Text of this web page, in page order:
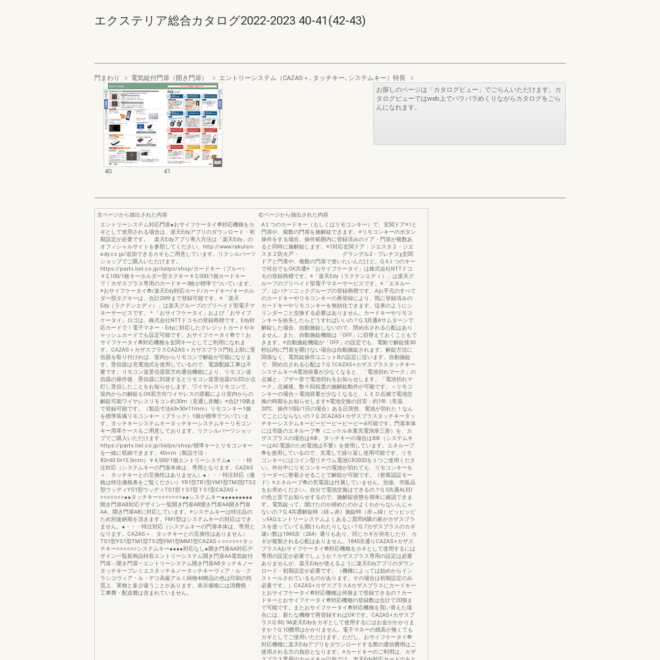
エクステリア総合カタログ2022-2023 40-41(42-43)
門まわり 電気錠付門扉（開き門扉） エントリーシステム（CAZAS＋､タッチキー､システムキー）特長
40 41
お探しのページは「カタログビュー」でごらんいただけます。カ
タログビューではweb上でパラパラめくりながらカタログをごら
んになれます。
左ページから抽出された内容
エントリーシステム対応門扉●おサイフケータイ®対応機種をカ
ギとして使用される場合は、楽天Edyアプリのダウンロード・初
期設定が必要です。 楽天Edyアプリ導入方法は「楽天Edy」の
オフィシャルサイトを参照してください。http://www.rakuten-
edy.co.jp/追加できるカギもご用意しています。リクシルパーツ
ショップでご購入いただけます。
https://parts.lixil.co.jp/lixilps/shop/カードキー（ブルー）
￥2,100/1枚キーホルダー型タグキー￥3,500/1個カードキー
で！カザスプラス専用のカードキー3枚が標準でついています。
※おサイフケータイ®/楽天Edy対応カード/カードキー/キーホル
ダー型タグキーは、合計20件まで登録可能です。※「楽天
Edy（ラクテンエディ）」は楽天グループのプリペイド型電子マ
ネーサービスです。＊「おサイフケータイ」および「おサイフ
ケータイ」ロゴは、株式会社NTTドコモの登録商標です。Edy対
応カードで！電子マネー・Edyに対応したクレジットカードやキ
ャッシュカードでも設定可能です。おサイフケータイ®で！お
サイフケータイ®対応機種を玄関キーとしてご利用になれま
す。CAZAS＋カザスプラスCAZAS＋カザスプラス門柱上部に受
信器を取り付ければ、室内からリモコンで解錠が可能になりま
す。受信器は充電池式を使用しているので、電源配線工事は不
要です。リモコン送受信器双方向通信機能により、リモコン送
信器の操作後、受信器に到達するとリモコン送受信器のLEDが点
灯し受信したことをお知らせします。ワイヤレスリモコンで、
室内からの解錠もOK双方向ワイヤレスの搭載により室内からの
解錠可能ワイヤレスリモコン約30m（見通し距離）※合計10個ま
で登録可能です。（製品寸法63×30×11mm）リモコンキー1個
を標準装備リモコンキー（ブラック）1個が標準でついていま
す。タッチキーシステムキータッチキーシステムキーリモコン
キー用革ケースもご用意しております。リクシルパーツショッ
プでご購入いただけます。
https://parts.lixil.co.jp/lixilps/shop/標準キーとリモコンキー
を一緒に収納できます。40ｍm（製品寸法：
82×40.5×15.5mm）￥4,500/1個エントリーシステム●・・・特
注対応（システムキーの門扉本体は、専用となります。CAZAS
＋、タッチキーとの互換性はありません）●・・・特注対応（価
格は特注価格表をご覧ください）YR1型TR1型YM1型TM2型TS2
型ウッディYS1型ウッディTS1型ＹS1型ＴS1型CAZAS＋
○○○○○○○●●タッチキー○○○○○○○●●システムキー●●●●●●●●●
開き門扉AB対応デザイン一覧開き門扉AB開き門扉AA開き門扉
AA、開き門扉ABに対応しています。※システムキーは特注品の
ため別途納期を頂きます。FM1型はシステムキーの対応はでき
ません。●・・・特注対応（システムキーの門扉本体は、専用と
なります。CAZAS＋、タッチキーとの互換性はありません）
TS1型YS1型TM1型TS2型FM1型MM1型CAZAS＋○○○○○○タッ
チキー○○○○○○システムキー●●●●対応なし●開き門扉AA対応デ
ザイン一覧新商品特長エントリーシステム開き門扉AA電気錠付
門扉︵開き門扉︶エントリーシステム開き門扉ABタッチ＆ノー
タッチキープレミエスタッチ＆ノータッチキーヴィア・ル・ク
ラシコヴィア・ル・デコ高級アルミ鋳物40商品の色は印刷の性
質上、実物と多少違うことがあります。表示価格には消費税・
工事費・配送費は含まれていません。
右ページから抽出された内容
A１つのカードキー（もしくはリモコンキー）で、玄関ドア※1と
門扉や、複数の門扉を施解錠できます。※リモコンキーのボタン
操作をする場合、操作範囲内に登録済みのドア・門扉が複数あ
ると同時に施解錠します。※1対応玄関ドア：ジエスタ２・ジエ
スタ２防火戸・ グランデル2・プレナスχ玄関
ドアと門扉や、複数の門扉で使いたいんだけど。Q.6１つのキー
で何台でもOK共通※「おサイフケータイ」は株式会社NTTドコ
モの登録商標です。※「楽天Edy（ラクテンエディ）」は楽天グ
ループのプリペイド型電子マネーサービスです。※「エネルー
プ」はパナソニックグループの登録商標です。Aお手元のすべて
のカードキーやリモコンキーの再登録により、既に登録済みの
カードキーやリモコンキーを無効化できます。従来のようにシ
リンダーごと交換する必要はありません。カードキーやリモコ
ンキーを紛失したらどうすればいいの？Q.3共通Aサムターンで
解錠した場合、自動施錠しないので、閉め出される心配はあり
ません。また、自動施錠機能は「OFF」に切替えておくこともで
きます。※自動施錠機能が「OFF」の設定でも、電動で解錠後30
秒以内に門扉を開けない場合は自動施錠されます。解錠方法に
関係なく、電気錠操作ユニットBの設定に従います。自動施錠
で、閉め出される心配は？Q.1CAZAS+カザスプラスタッチキー
システムキーA電池容量が少なくなると、「電池切れマーク」の
点滅と、ブザー音で電池切れをお知らせします。「電池切れマ
ーク」点滅後、数十回程度の施解錠動作が可能です。＜リモコ
ンキーの場合＞電池容量が少なくなると、ＬＥＤ点滅で電池交
換の時期をお知らせします※電池交換の目安：約1年（常温
20℃、操作10回/1日の場合）ある日突然、電池が切れた！なん
てことにならないの？Q.2CAZAS+カザスプラスタッチキータッ
チキーシステムキーピーピーピーピーピーA可能です。門扉本体
には市販のエネループ®（ニッケル水素充電池単三形）を、カ
ザスプラスの場合は4本、タッチキーの場合は8本（システムキ
ーはAC電源のため電池は不要）を使用しています。エネループ
®を使用しているので、充電して繰り返し使用可能です。リモ
コンキーにはコイン型リチウム電池CR2032を１つご使用くださ
い。外出中にリモコンキーの電池が切れても、リモコンキーを
リーダーに密着させることで解錠が可能です。（密着認証モー
ド）※エネループ®の充電器は付属していません。別途、市販品
をお求めください。自分で電池交換はできるの？Q.5共通ALED
の色と音でお知らせするので、施解錠状態を簡単に確認できま
す。電気錠って、開けたのか締めたのかよくわからないんじゃ
ないの？Q.4共通解錠時（緑→赤）施錠時（赤→緑）ピッピッピ
ッFAQエントリーシステムよくあるご質問A隣の家がカザスプラ
スを使っていても開けられたりしない？Q.7カザスプラスのカギ
違い数は1845京（264）通りもあり、同じカギが存在したり、カ
ギが複製される心配はありません。1845京通りCAZAS+カザス
プラスAおサイフケータイ®対応機種をカギとして使用するには
専用の設定が必要でしょうか？カザスプラス専用の設定は必要
ありませんが、楽天Edyが使えるように楽天Edyアプリのダウン
ロード・初期設定が必要です。（機種によっては始めからイン
ストールされているものがあります。その場合は初期設定のみ
必要です。）CAZAS+カザスプラスAカザスプラスにカードキー
とおサイフケータイ®対応機種は何個まで登録できるの？カー
ドキーとおサイフケータイ®対応機種の登録数は合計で20個ま
で可能です。またおサイフケータイ®対応機種を買い替えた場
合には、新たな機種で再登録すればOKです。CAZAS+カザスプ
ラスQ.8Q.9A楽天Edyをカギとして使用するにはお金がかかりま
すか？Q.10費用はかかりません。電子マネーの残高が無くても
カギとしてご使用いただけます。ただし、おサイフケータイ®
対応機種に楽天Edyアプリをダウンロードする際の通信費用はご
使用される方の負担となります。※カードキーのご利用は、カザ